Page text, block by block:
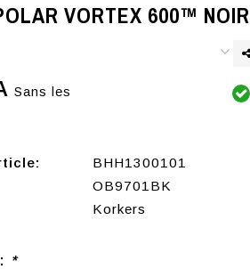
VORTEX 600™ NOIR
Sans les
BHH1300101
OB9701BK
Korkers
*